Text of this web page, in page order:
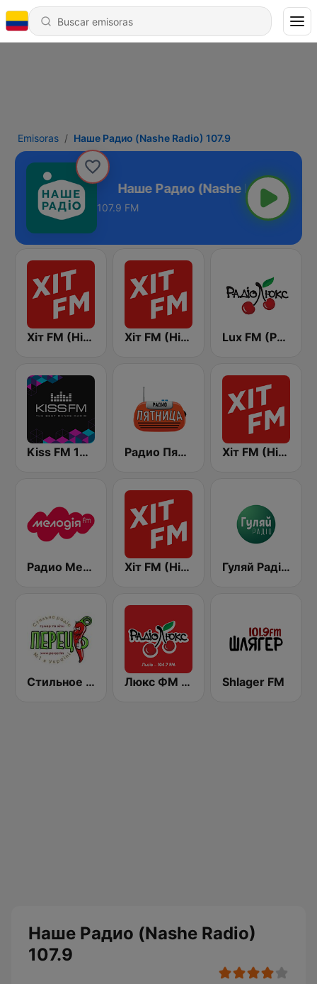
Emisoras Наше Радио (Nashe Radio) 107.9
107.9
107.9 FM
Хіт FM (Hit FM) Хіт FM (Hit FM) - Top Lux FM (Pадіо Люкс)
Kiss FM 106.5 (Кисc ФМ) Радио Пятница (Pyatnica) Хіт FM (Hit FM) - Best
Радио Мелодия (Radio Melodia) Хіт FM (Hit FM) - Ukr Гуляй Радіо (Guliay Radio)
Стильное Радио - Перец ФМ (Stilnoe, perec fm) Люкс ФМ (Lux FM) Львів Shlager FM
Наше Радио (Nashe Radio)
107.9